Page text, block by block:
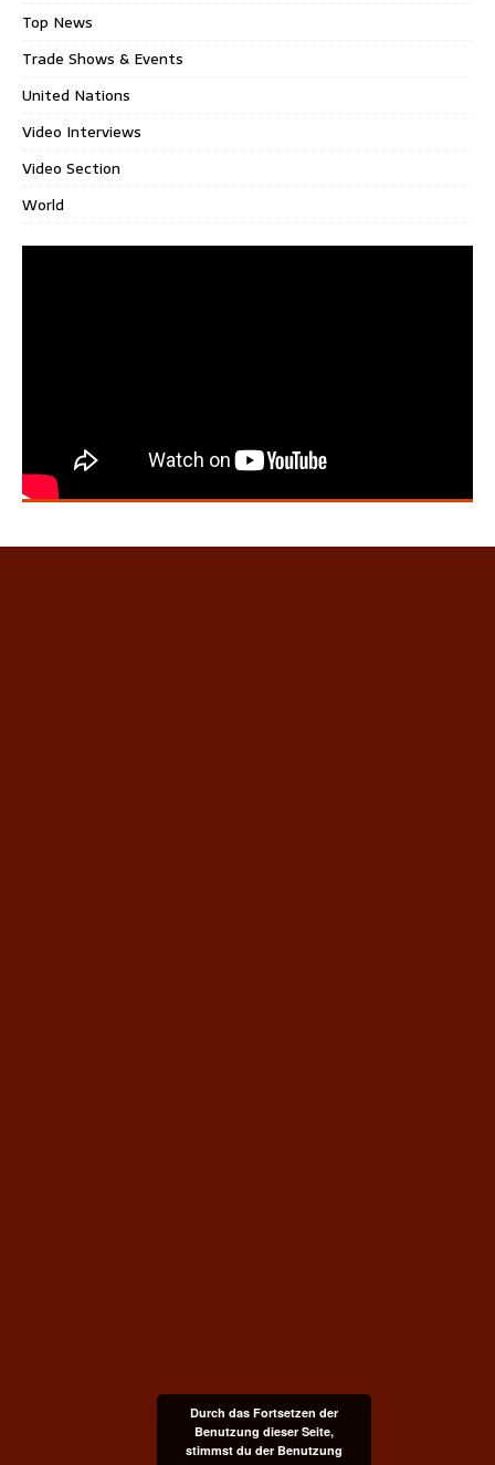
Top News
Trade Shows & Events
United Nations
Video Interviews
Video Section
World
Durch das Fortsetzen der
Benutzung dieser Seite,
stimmst du der Benutzung